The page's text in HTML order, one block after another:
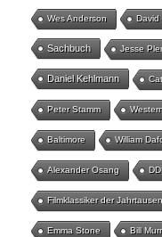
Wes Anderson David
Sachbuch Jesse
Daniel Kehlmann
Peter Stamm
Baltimore William
Alexander Osang
Filmklassiker der
Emma Stone Bill